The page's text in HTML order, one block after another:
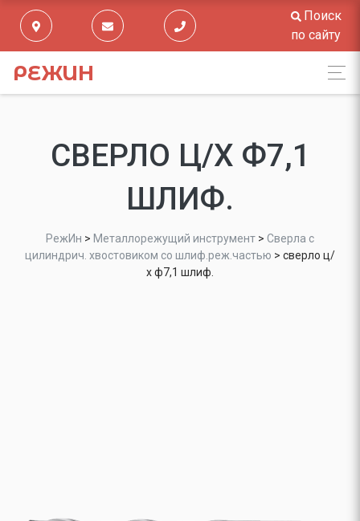
Поиск
по сайту
РЕЖИН
СВЕРЛО Ц/Х Ф7,1
ШЛИФ.
РежИн > Металлорежущий инструмент > Сверла с
цилиндрич. хвостовиком со шлиф.реж.частью > сверло ц/
х ф7,1 шлиф.